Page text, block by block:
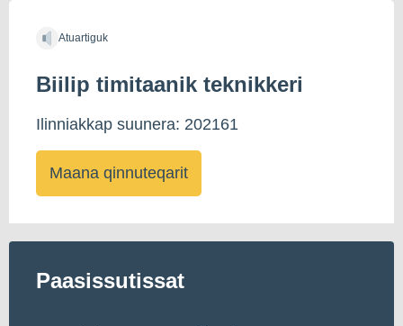
Atuartiguk
Biilip timitaanik teknikkeri
Ilinniakkap suunera: 202161
Maana qinnuteqarit
Paasissutissat